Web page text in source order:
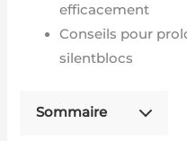
efficacement
Conseils pour
silentblocs
Sommaire